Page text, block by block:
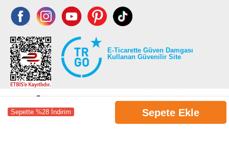
Sepette %28 İndirim Sepete Ekle
E-Ticarette Güven Damgası
Kullanan Güvenilir Site
©2026 Tüm modaselvim.com hakları saklıdır.